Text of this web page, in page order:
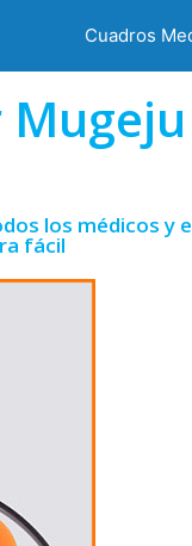
Cuadros
los médicos y
fácil